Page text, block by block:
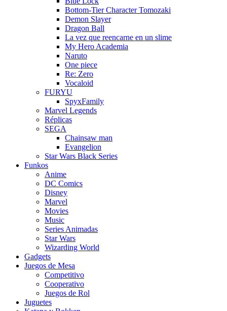
Bottom-Tier Character Tomozaki
Demon Slayer
Dragon Ball
La vez que reencarne en un slime
My Hero Academia
Naruto
One piece
Re: Zero
Vocaloid
FURYU
SpyxFamily
Marvel Legends
Réplicas
SEGA
Chainsaw man
Evangelion
Star Wars Black Series
Funkos
Anime
DC Comics
Disney
Marvel
Movies
Music
Series Animadas
Star Wars
Wizarding World
Gadgets
Juegos de Mesa
Competitivo
Cooperativo
Juegos de Rol
Juguetes